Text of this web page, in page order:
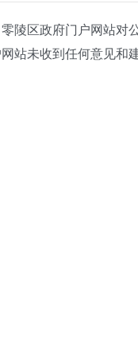
零陵区政府门户网站对
站未收到任何意见和